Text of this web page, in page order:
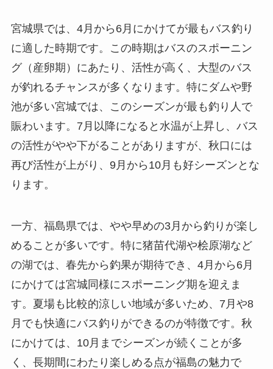
宮城県では、4月から6月にかけてが最もバス釣り
に適した時期です。この時期はバスのスポーニン
グ（産卵期）にあたり、活性が高く、大型のバス
が釣れるチャンスが多くなります。特にダムや野
池が多い宮城では、このシーズンが最も釣り人で
賑わいます。7月以降になると水温が上昇し、バス
の活性がやや下がることがありますが、秋口には
再び活性が上がり、9月から10月も好シーズンとな
ります。
一方、福島県では、やや早めの3月から釣りが楽し
めることが多いです。特に猪苗代湖や桧原湖など
の湖では、春先から釣果が期待でき、4月から6月
にかけては宮城同様にスポーニング期を迎えま
す。夏場も比較的涼しい地域が多いため、7月や8
月でも快適にバス釣りができるのが特徴です。秋
にかけては、10月までシーズンが続くことが多
く、長期間にわたり楽しめる点が福島の魅力で